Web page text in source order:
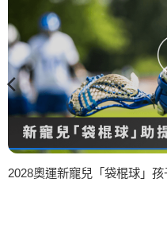
2028奧運新寵兒「袋棍球」